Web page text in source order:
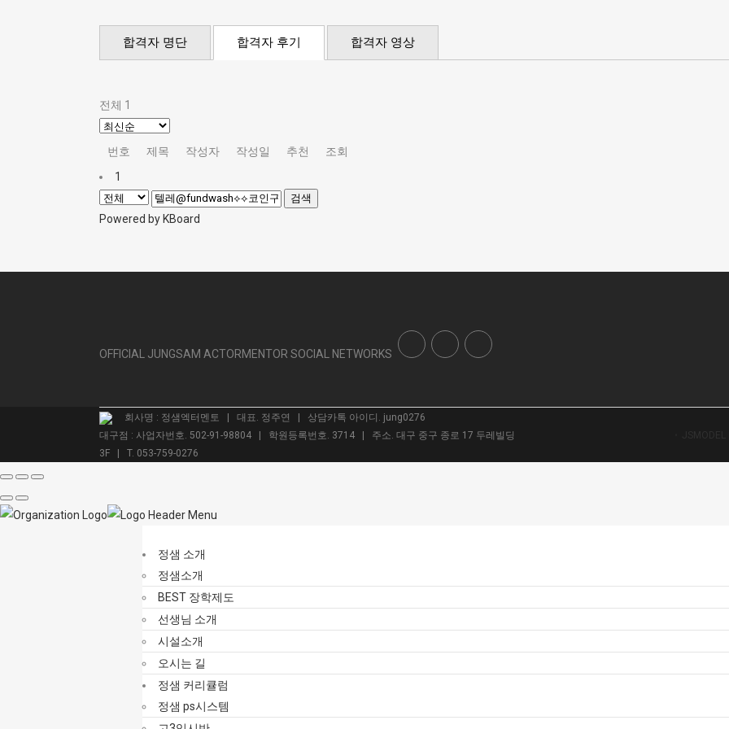
합격자 명단 합격자 후기 합격자 영상
전체 1
번호 제목 작성자 작성일 추천
조회
1
검색
Powered by KBoard
OFFICIAL JUNGSAM ACTORMENTOR SOCIAL NETWORKS
회사명 : 정샘엑터멘토 | 대표. 정주연 | 상담카톡 아이디. jung0276
대구점 : 사업자번호. 502-91-98804 | 학원등록번호. 3714 | 주소. 대구 중구 종로 17 두레빌딩
3F | T. 053-759-0276
정샘 소개
정샘소개
BEST 장학제도
선생님 소개
시설소개
오시는 길
정샘 커리큘럼
정샘 ps시스템